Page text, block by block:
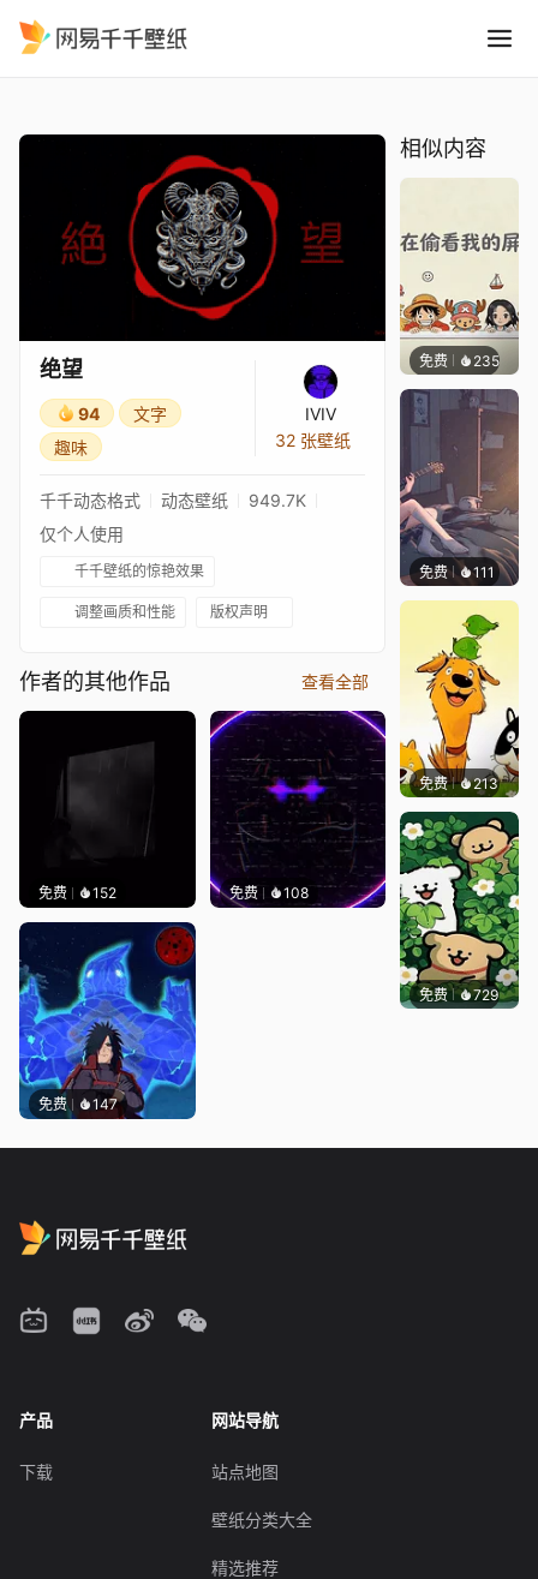
绝望
94
文字
趣味
IVIV
32 张壁纸
千千动态格式 动态壁纸
949.7K
仅个人使用
千千壁纸的惊艳效果
调整画质和性能 版权声明
作者的其他作品 查看全部
免费 152 免费 108
免费 147
相似内容
免费 235渔小小
免费 111
免费 213渔小小
免费 729渔小小
产品
下载
网站导航
站点地图
壁纸分类大全
精选推荐